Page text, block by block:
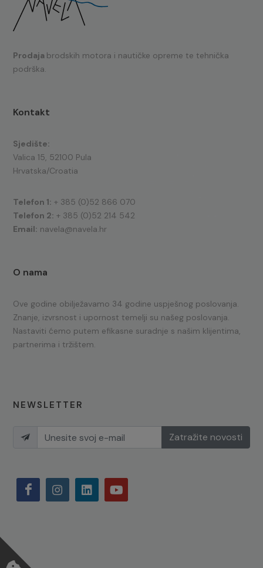
Prodaja brodskih motora i nautičke opreme te tehnička
podrška.
Kontakt
Sjedište:
Valica 15, 52100 Pula
Hrvatska/Croatia
Telefon 1: + 385 (0)52 866 070
Telefon 2: + 385 (0)52 214 542
Email: navela@navela.hr
O nama
Ove godine obilježavamo 34 godine uspješnog poslovanja.
Znanje, izvrsnost i upornost temelji su našeg poslovanja.
Nastaviti ćemo putem efikasne suradnje s našim klijentima,
partnerima i tržištem.
NEWSLETTER
Zatražite novosti